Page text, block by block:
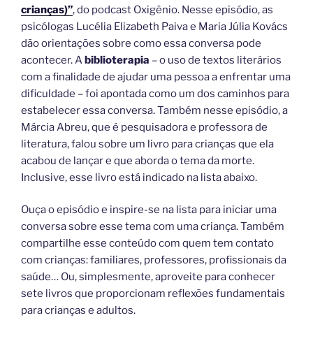
crianças)”, do podcast Oxigênio. Nesse episódio, as
psicólogas Lucélia Elizabeth Paiva e Maria Júlia Kovács
dão orientações sobre como essa conversa pode
acontecer. A biblioterapia – o uso de textos literários
com a finalidade de ajudar uma pessoa a enfrentar uma
dificuldade – foi apontada como um dos caminhos para
estabelecer essa conversa. Também nesse episódio, a
Márcia Abreu, que é pesquisadora e professora de
literatura, falou sobre um livro para crianças que ela
acabou de lançar e que aborda o tema da morte.
Inclusive, esse livro está indicado na lista abaixo.
Ouça o episódio e inspire-se na lista para iniciar uma
conversa sobre esse tema com uma criança. Também
compartilhe esse conteúdo com quem tem contato
com crianças: familiares, professores, profissionais da
saúde… Ou, simplesmente, aproveite para conhecer
sete livros que proporcionam reflexões fundamentais
para crianças e adultos.